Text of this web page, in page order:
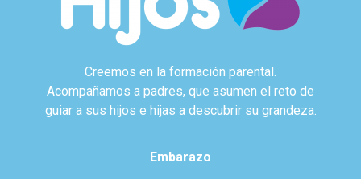
Creemos en la formación parental.
Acompañamos a padres, que asumen el reto de
guiar a sus hijos e hijas a descubrir su grandeza.
Embarazo